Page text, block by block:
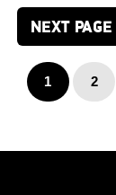
NEXT PAGE
1 2